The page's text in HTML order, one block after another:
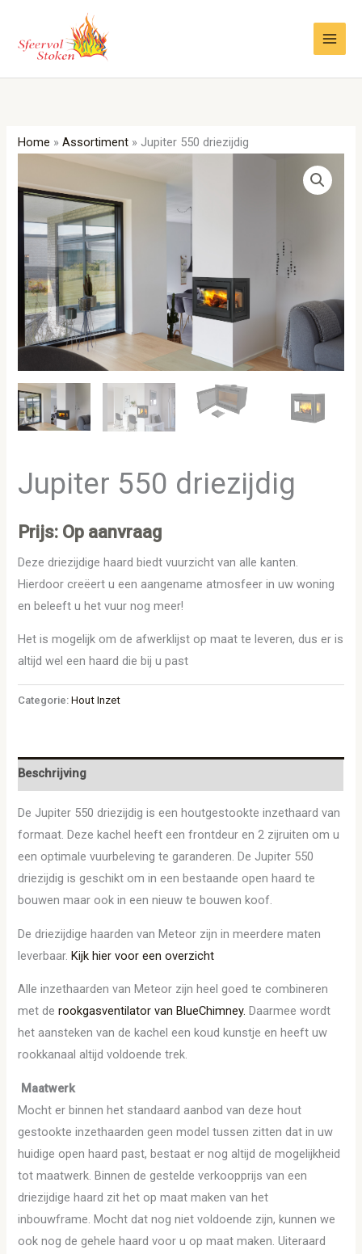
inhoud
Home »Assortiment » Jupiter 550 driezijdig
Jupiter 550 driezijdig
Prijs: Op aanvraag
Deze driezijdige haard biedt vuurzicht van alle kanten.
Hierdoor creëert u een aangename atmosfeer in uw woning
en beleeft u het vuur nog meer!
Het is mogelijk om de afwerklijst op maat te leveren, dus er is
altijd wel een haard die bij u past
Categorie:Hout Inzet
Beschrijving
De Jupiter 550 driezijdig is een houtgestookte inzethaard van
formaat. Deze kachel heeft een frontdeur en 2 zijruiten om u
een optimale vuurbeleving te garanderen. De Jupiter 550
driezijdig is geschikt om in een bestaande open haard te
bouwen maar ook in een nieuw te bouwen koof.
De driezijdige haarden van Meteor zijn in meerdere maten
leverbaar.Kijk hier voor een overzicht
Alle inzethaarden van Meteor zijn heel goed te combineren
met derookgasventilator van BlueChimney. Daarmee wordt
het aansteken van de kachel een koud kunstje en heeft uw
rookkanaal altijd voldoende trek.
Maatwerk
Mocht er binnen het standaard aanbod van deze hout
gestookte inzethaarden geen model tussen zitten dat in uw
huidige open haard past, bestaat er nog altijd de mogelijkheid
tot maatwerk. Binnen de gestelde verkoopprijs van een
driezijdige haard zit het op maat maken van het
inbouwframe. Mocht dat nog niet voldoende zijn, kunnen we
ook nog de gehele haard voor u op maat maken. Uiteraard